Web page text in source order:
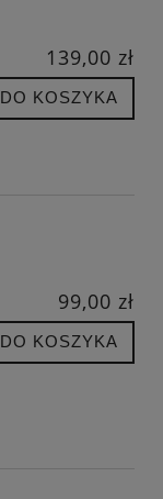
139,00 zł
DO KOSZYKA
99,00 zł
DO KOSZYKA